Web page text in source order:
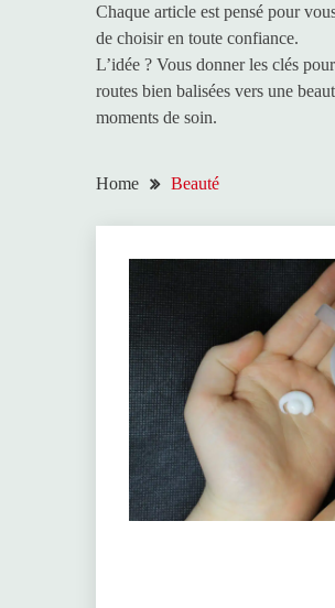
Chaque article est pensé pour
de choisir en toute confiance.
L’idée ? Vous donner les clés
routes bien balisées vers une
moments de soin.
Home Beauté